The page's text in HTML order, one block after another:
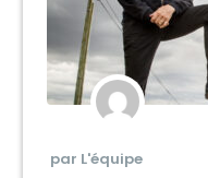
par L'équipe